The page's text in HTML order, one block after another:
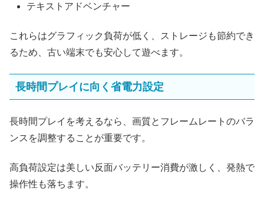
テキストアドベンチャー
これらはグラフィック負荷が低く、ストレージも節約でき
るため、古い端末でも安心して遊べます。
長時間プレイに向く省電力設定
長時間プレイを考えるなら、画質とフレームレートのバラ
ンスを調整することが重要です。
高負荷設定は美しい反面バッテリー消費が激しく、発熱で
操作性も落ちます。